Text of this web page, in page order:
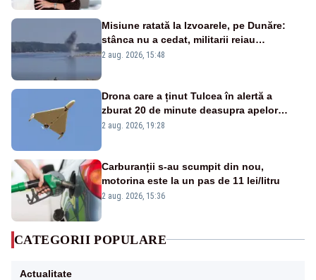
Misiune ratată la Izvoarele, pe Dunăre:
stânca nu a cedat, militarii reiau
detonările luni – VIDEO
2 aug. 2026, 15:48
Drona care a ținut Tulcea în alertă a
zburat 20 de minute deasupra apelor
României. Au fost ridicate două F-16
2 aug. 2026, 19:28
Carburanții s-au scumpit din nou,
motorina este la un pas de 11 lei/litru
2 aug. 2026, 15:36
CATEGORII POPULARE
Actualitate